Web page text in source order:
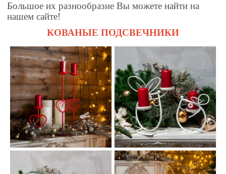
Большое их разнообразие Вы можете найти на
нашем сайте!
КОВАНЫЕ ПОДСВЕЧНИКИ